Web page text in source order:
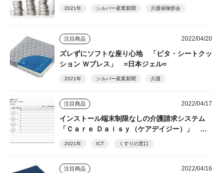
2021年 シルバー産業新聞 介護保険部会
注目商品 2022/04/20
ズレずにソフトな座り心地 「ピタ・シートクッ
ション Ｗブレス」 =日本ジェル=
2021年 シルバー産業新聞 介護
注目商品 2022/04/17
インストール端末制限なしの介護請求システム
「Ｃａｒｅ Ｄａｉｓｙ（ケアデイジー）」 ＝
くすりの窓口=
2021年 ICT くすりの窓口
注目商品 2022/04/16